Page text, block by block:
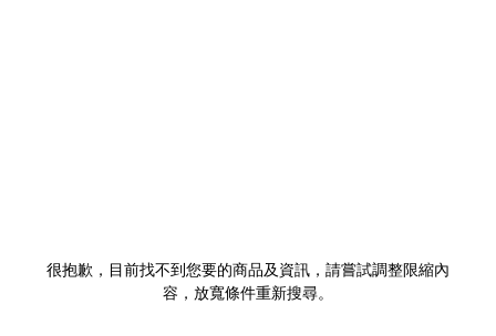
很抱歉，目前找不到您要的商品及資訊，請嘗試調整限縮內
容，放寬條件重新搜尋。